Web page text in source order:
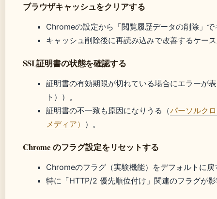
ブラウザキャッシュをクリアする
Chromeの設定から「閲覧履歴データの削除」
キャッシュ削除後に再読み込みで改善するケー
SSL証明書の状態を確認する
証明書の有効期限が切れている場合にエラーが
ト））。
証明書の不一致も原因になりうる（パーソルク
メディア） ）。
Chrome のフラグ設定をリセットする
Chromeのフラグ（実験機能）をデフォルトに
特に「HTTP/2 優先順位付け」関連のフラグが